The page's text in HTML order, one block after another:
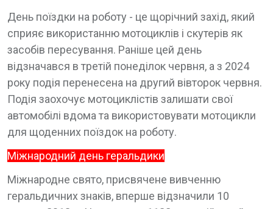
День поїздки на роботу - це щорічний захід, який
сприяє використанню мотоциклів і скутерів як
засобів пересування. Раніше цей день
відзначався в третій понеділок червня, а з 2024
року подія перенесена на другий вівторок червня.
Подія заохочує мотоциклістів залишати свої
автомобілі вдома та використовувати мотоцикли
для щоденних поїздок на роботу.
Міжнародний день геральдики
Міжнародне свято, присвячене вивченню
геральдичних знаків, вперше відзначили 10